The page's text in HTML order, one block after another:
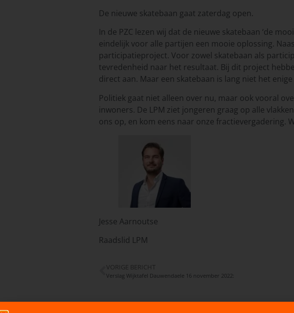
De nieuwe skatebaan gaat zaterdag open.
In de PZC lezen wij dat de nieuwe skatebaan ‘de
eindelijk voor alle partijen een mooie oplossing.
participatieproject. Voor zowel skatebaan als
tevredenheid naar het resultaat. Bij dit project
direct aan. Maar een skatebaan is lang niet het
Politiek gaat niet alleen over nu, maar ook vooral
inwoners. De LPM ziet jongeren graag op alle
ons op, en kom eens naar onze fractievergadering.
Jesse Aarnoutse
Raadslid LPM
VORIGE BERICHT
Verslag Wijktafel Dauwendaele 16 november 2022: